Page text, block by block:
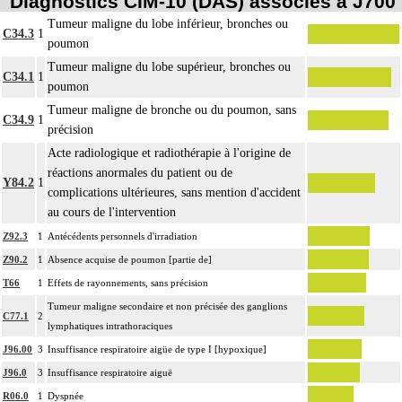
C34.3 1
Tumeur maligne du lobe inférieur, bronches ou
poumon
C34.1 1
Tumeur maligne du lobe supérieur, bronches ou
poumon
C34.9 1
Tumeur maligne de bronche ou du poumon, sans
précision
Y84.2 1
Acte radiologique et radiothérapie à l'origine de
réactions anormales du patient ou de
complications ultérieures, sans mention d'accident
au cours de l'intervention
Z92.3 1 Antécédents personnels d'irradiation
Z90.2 1 Absence acquise de poumon [partie de]
T66 1 Effets de rayonnements, sans précision
C77.1 2
Tumeur maligne secondaire et non précisée des ganglions
lymphatiques intrathoraciques
J96.00 3 Insuffisance respiratoire aigüe de type I [hypoxique]
J96.0 3 Insuffisance respiratoire aiguë
R06.0 1 Dyspnée